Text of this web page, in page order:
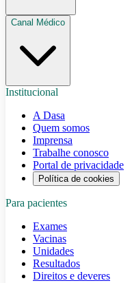
Canal Médico
Institucional
A Dasa
Quem somos
Imprensa
Trabalhe conosco
Portal de privacidade
Política de cookies
Para pacientes
Exames
Vacinas
Unidades
Resultados
Direitos e deveres